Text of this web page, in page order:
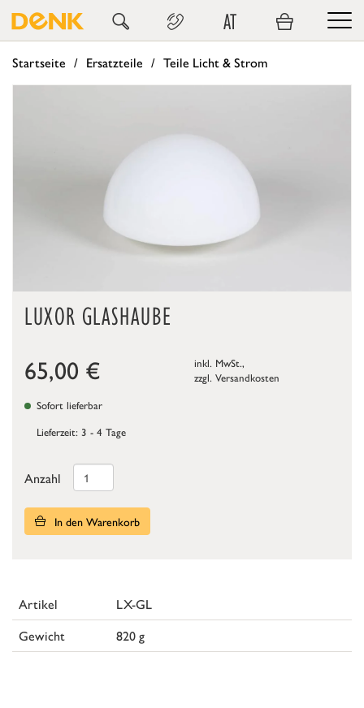
AT
Startseite Ersatzteile Teile Licht & Strom
LUXOR GLASHAUBE
65,00 €
inkl. MwSt.,
zzgl. Versandkosten
Sofort lieferbar
Lieferzeit: 3 - 4 Tage
Anzahl
In den Warenkorb
Artikel
LX-GL
Gewicht
820 g